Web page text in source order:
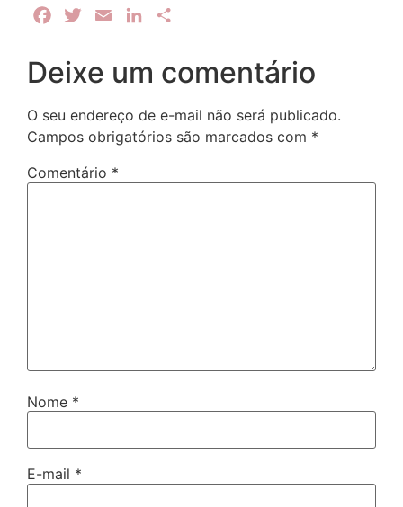
FacebookTwitterEmail LinkedIn
Deixe um comentário
O seu endereço de e-mail não será publicado.
Campos obrigatórios são marcados com *
Comentário *
Nome *
E-mail *